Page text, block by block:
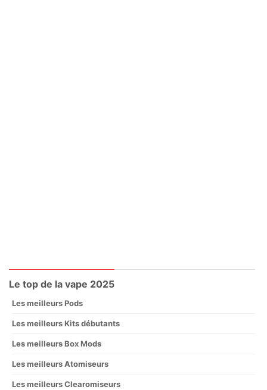
Le top de la vape 2025
Les meilleurs Pods
Les meilleurs Kits débutants
Les meilleurs Box Mods
Les meilleurs Atomiseurs
Les meilleurs Clearomiseurs